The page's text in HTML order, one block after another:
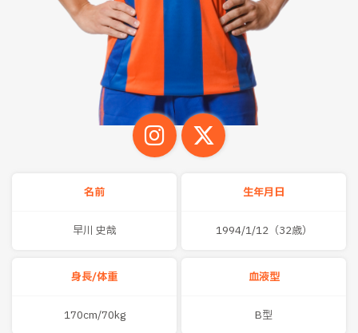
名前
早川 史哉
生年月日
1994/1/12（32歳）
身長/体重
170cm/70kg
血液型
B型